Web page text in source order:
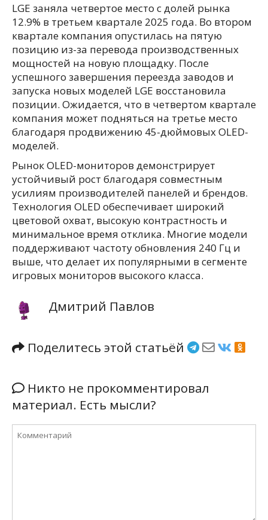
LGE заняла четвертое место с долей рынка
12.9% в третьем квартале 2025 года. Во втором
квартале компания опустилась на пятую
позицию из-за перевода производственных
мощностей на новую площадку. После
успешного завершения переезда заводов и
запуска новых моделей LGE восстановила
позиции. Ожидается, что в четвертом квартале
компания может подняться на третье место
благодаря продвижению 45-дюймовых OLED-
моделей.
Рынок OLED-мониторов демонстрирует
устойчивый рост благодаря совместным
усилиям производителей панелей и брендов.
Технология OLED обеспечивает широкий
цветовой охват, высокую контрастность и
минимальное время отклика. Многие модели
поддерживают частоту обновления 240 Гц и
выше, что делает их популярными в сегменте
игровых мониторов высокого класса.
Дмитрий Павлов
Поделитесь этой статьёй
Никто не прокомментировал
материал. Есть мысли?